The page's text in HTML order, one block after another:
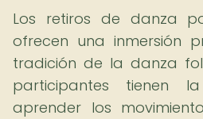
Los retiros de danza
ofrecen una inmersión
tradición de la danza
participantes tienen
aprender los